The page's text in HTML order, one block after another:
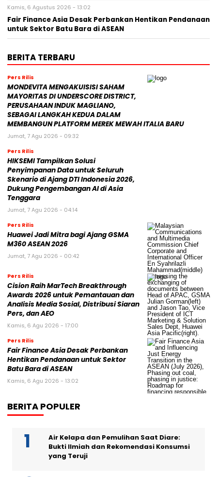
Kamis, 6 Agustus 2026 - 13:02
Fair Finance Asia Desak Perbankan Hentikan Pendanaan
untuk Sektor Batu Bara di ASEAN
BERITA TERBARU
Pers Rilis
MONDEVITA MENGAKUISISI SAHAM
MAYORITAS DI UNDERSCORE DISTRICT,
PERUSAHAAN INDUK MAGLIANO,
SEBAGAI LANGKAH KEDUA DALAM
MEMBANGUN PLATFORM MEREK MEWAH ITALIA BARU
Jumat, 7 Agu 2026 - 09:32
Pers Rilis
HIKSEMI Tampilkan Solusi
Penyimpanan Data untuk Seluruh
Skenario di Ajang DTI Indonesia 2026,
Dukung Pengembangan AI di Asia
Tenggara
Jumat, 7 Agu 2026 - 04:14
Pers Rilis
Huawei Jadi Mitra bagi Ajang GSMA
M360 ASEAN 2026
Jumat, 7 Agu 2026 - 00:42
Pers Rilis
Cision Raih MarTech Breakthrough
Awards 2026 untuk Pemantauan dan
Analisis Media Sosial, Distribusi Siaran
Pers, dan AEO
Kamis, 6 Agu 2026 - 17:00
Pers Rilis
Fair Finance Asia Desak Perbankan
Hentikan Pendanaan untuk Sektor
Batu Bara di ASEAN
Kamis, 6 Agu 2026 - 13:02
BERITA POPULER
Air Kelapa dan Pemulihan Saat Diare:
Bukti Ilmiah dan Rekomendasi Konsumsi
yang Teruji